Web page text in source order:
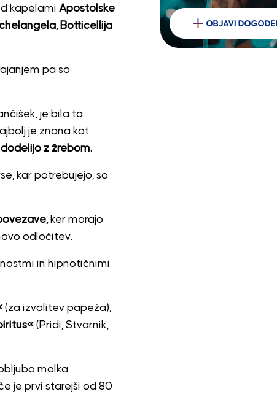
kapelami Apostolske
Botticellija
pa so
je bila ta
je znana kot
dodelijo z žrebom.
kar potrebujejo, so
ker morajo
odločitev.
in hipnotičnimi
(za izvolitev papeža),
(Pridi, Stvarnik,
molka.
je prvi starejši od 80